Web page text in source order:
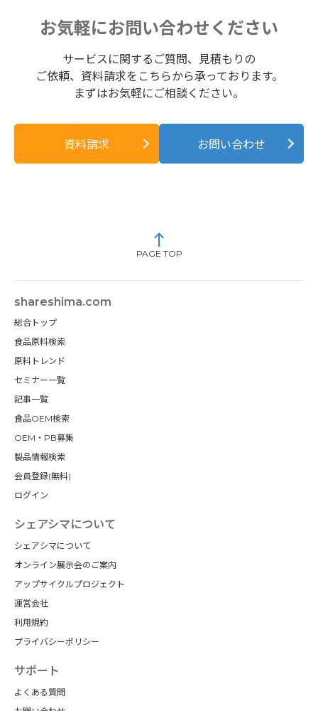
お気軽にお問い合わせください
サービスに関するご質問、見積もりの
ご依頼、資料請求をこちらから承っております。
まずはお気軽にご相談ください。
資料請求 お問い合わせ
PAGE TOP
shareshima.com
総合トップ
食品原料検索
原料トレンド
セミナー一覧
記事一覧
食品OEM検索
OEM・PB募集
製品情報検索
会員登録(無料)
ログイン
シェアシマについて
シェアシマについて
オンライン展示会のご案内
アップサイクルプロジェクト
運営会社
利用規約
プライバシーポリシー
サポート
よくある質問